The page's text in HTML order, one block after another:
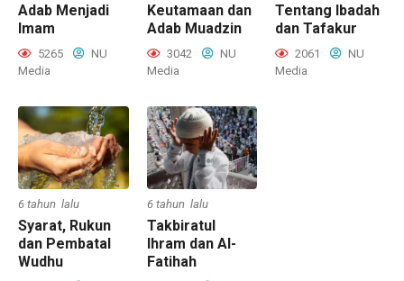
Adab Menjadi
Imam
5265
NU
Media
Keutamaan dan
Adab Muadzin
3042
NU
Media
Tentang Ibadah
dan Tafakur
2061
NU
Media
6 tahun lalu
Syarat, Rukun
dan Pembatal
Wudhu
6 tahun lalu
Takbiratul
Ihram dan Al-
Fatihah